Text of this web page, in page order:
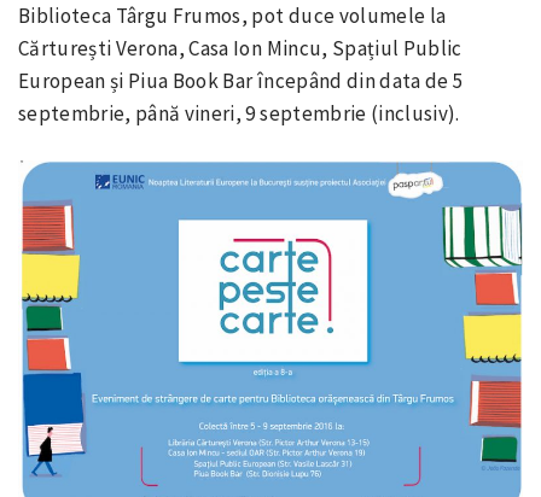
Biblioteca Târgu Frumos, pot duce volumele la
Cărturești Verona, Casa Ion Mincu, Spațiul Public
European și Piua Book Bar începând din data de 5
septembrie, până vineri, 9 septembrie (inclusiv).